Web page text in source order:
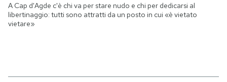
A Cap d'Agde c'è chi va per stare nudo e chi per dedicarsi al
libertinaggio: tutti sono attratti da un posto in cui «è vietato
vietare»